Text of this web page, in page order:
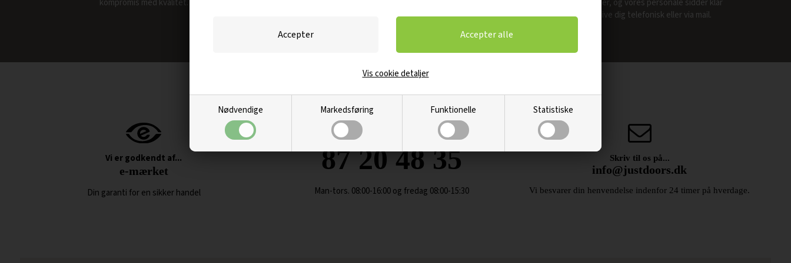
Nødvendige Markedsføring Funktionelle Statistiske
Vis cookie detaljer
kompromis med kvalitet.
ved bestilling.
os specialister, og vores personale sidder klar
til at rådgive dig telefonisk eller via mail.
Vi er godkendt af...
e-mærket
Din garanti for en sikker handel
Kontakt kundeservice på...
87 20 48 35
Man-tors. 08:00-16:00 og fredag 08:00-15:30
Skriv til os på...
info@justdoors.dk
Vi besvarer din henvendelse indenfor 24 timer på hverdage.